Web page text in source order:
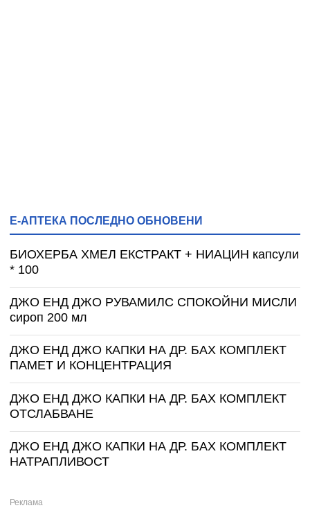
Е-АПТЕКА ПОСЛЕДНО ОБНОВЕНИ
БИОХЕРБА ХМЕЛ ЕКСТРАКТ + НИАЦИН капсули
* 100
ДЖО ЕНД ДЖО РУВАМИЛС СПОКОЙНИ МИСЛИ
сироп 200 мл
ДЖО ЕНД ДЖО КАПКИ НА ДР. БАХ КОМПЛЕКТ
ПАМЕТ И КОНЦЕНТРАЦИЯ
ДЖО ЕНД ДЖО КАПКИ НА ДР. БАХ КОМПЛЕКТ
ОТСЛАБВАНЕ
ДЖО ЕНД ДЖО КАПКИ НА ДР. БАХ КОМПЛЕКТ
НАТРАПЛИВОСТ